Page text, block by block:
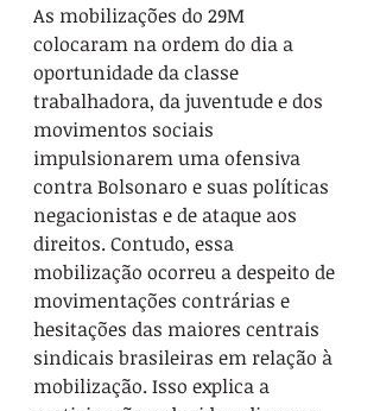
As mobilizações do 29M
colocaram na ordem do dia a
oportunidade da classe
trabalhadora, da juventude e dos
movimentos sociais
impulsionarem uma ofensiva
contra Bolsonaro e suas políticas
negacionistas e de ataque aos
direitos. Contudo, essa
mobilização ocorreu a despeito de
movimentações contrárias e
hesitações das maiores centrais
sindicais brasileiras em relação à
mobilização. Isso explica a